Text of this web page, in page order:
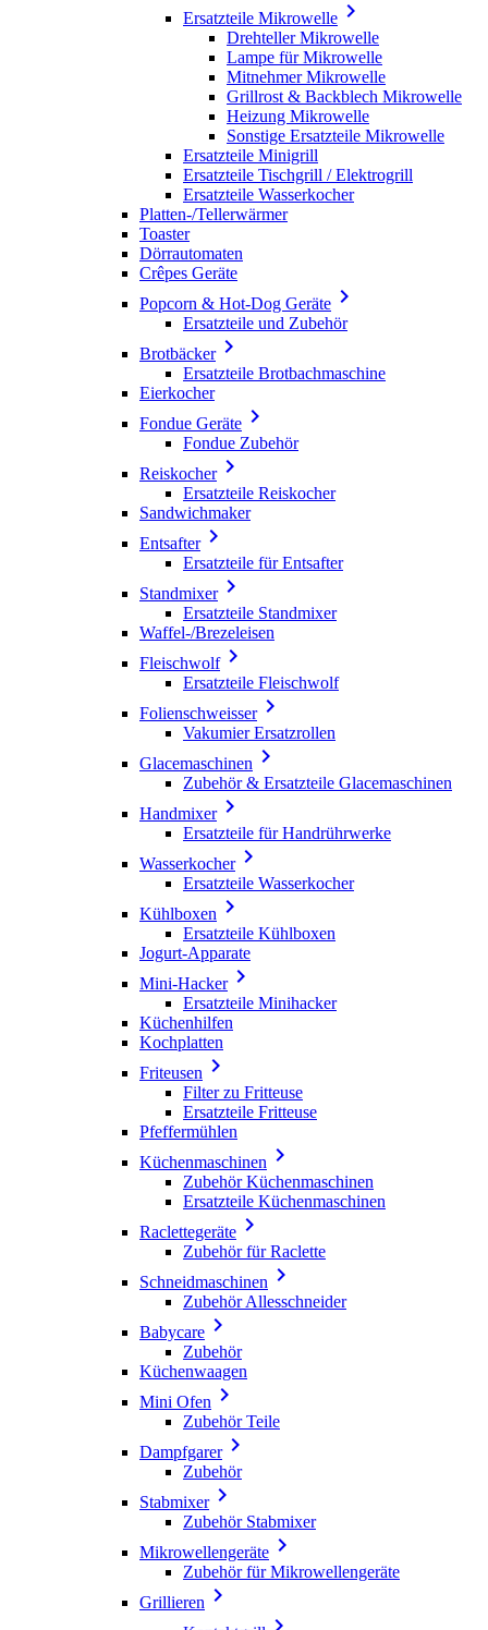
Ersatzteile Mikrowelle 
Drehteller Mikrowelle
Lampe für Mikrowelle
Mitnehmer Mikrowelle
Grillrost & Backblech Mikrowelle
Heizung Mikrowelle
Sonstige Ersatzteile Mikrowelle
Ersatzteile Minigrill
Ersatzteile Tischgrill / Elektrogrill
Ersatzteile Wasserkocher
Platten-/Tellerwärmer
Toaster
Dörrautomaten
Crêpes Geräte
Popcorn & Hot-Dog Geräte 
Ersatzteile und Zubehör
Brotbäcker
Ersatzteile Brotbachmaschine
Eierkocher
Fondue Geräte 
Fondue Zubehör
Reiskocher
Ersatzteile Reiskocher
Sandwichmaker
Entsafter
Ersatzteile für Entsafter
Standmixer
Ersatzteile Standmixer
Waffel-/Brezeleisen
Fleischwolf
Ersatzteile Fleischwolf
Folienschweisser
Vakumier Ersatzrollen
Glacemaschinen 
Zubehör & Ersatzteile Glacemaschinen
Handmixer
Ersatzteile für Handrührwerke
Wasserkocher
Ersatzteile Wasserkocher
Kühlboxen 
Ersatzteile Kühlboxen
Jogurt-Apparate
Mini-Hacker
Ersatzteile Minihacker
Küchenhilfen
Kochplatten
Friteusen 
Filter zu Fritteuse
Ersatzteile Fritteuse
Pfeffermühlen
Küchenmaschinen 
Zubehör Küchenmaschinen
Ersatzteile Küchenmaschinen
Raclettegeräte 
Zubehör für Raclette
Schneidmaschinen 
Zubehör Allesschneider
Babycare 
Zubehör
Küchenwaagen
Mini Ofen 
Zubehör Teile
Dampfgarer
Zubehör
Stabmixer
Zubehör Stabmixer
Mikrowellengeräte 
Zubehör für Mikrowellengeräte
Grillieren 